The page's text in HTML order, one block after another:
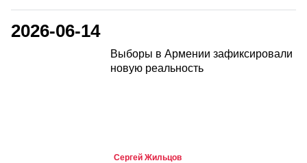
2026-06-14
Выборы в Армении зафиксировали
новую реальность
Сергей Жильцов